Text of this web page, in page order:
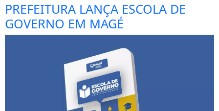
PREFEITURA LANÇA ESCOLA DE
GOVERNO EM MAGÉ